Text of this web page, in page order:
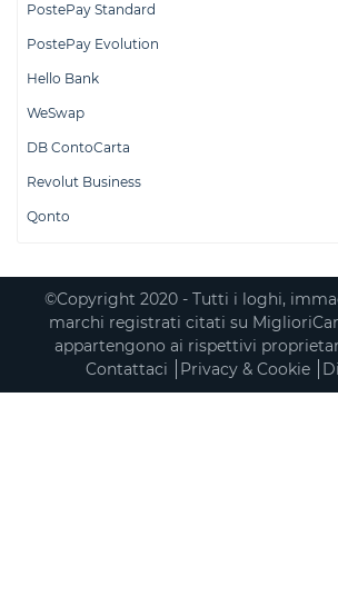
PostePay Standard
PostePay Evolution
Hello Bank
WeSwap
DB ContoCarta
Revolut Business
Qonto
©Copyright 2020 - Tutti i loghi,
marchi registrati citati su
appartengono ai rispettivi
Contattaci
Privacy & Cookie